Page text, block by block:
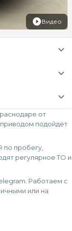
Видео
keyboard_arrow_down
keyboard_arrow_down
keyboard_arrow_down
от
подойдёт
по пробегу,
регулярное ТО и
Работаем с
или на